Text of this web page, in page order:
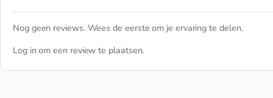
Nog geen reviews. Wees de eerste om je ervaring te delen.
Log in om een review te plaatsen.